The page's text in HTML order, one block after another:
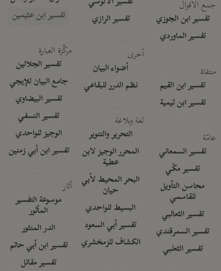
جمع الأقوال
تفسير ابن الجوزي
تفسير الماوردي
منتقاة
تفسير ابن القيم
تفسير ابن تيمية
عامّة
تفسير السمعاني
تفسير مكّي
محاسن التأويل
للقاسمي
تفسير الثعالبي
تفسير السمرقندي
تفسير الثعلبي
تفسير الرازي
أخرى
أضواء البيان
نظم الدرر للبقاعي
لغة وبلاغة
التحرير والتنوير
المحرر الوجيز لابن
عطية
البحر المحيط لأبي
حيان
البسيط للواحدي
تفسير أبي السعود
الكشاف للزمخشري
تفسير ابن عثيمين
مركَّزة العبارة
تفسير الجلالين
جامع البيان للإيجي
تفسير البيضاوي
تفسير النسفي
الوجيز للواحدي
تفسير ابن أبي زمنين
آثار
موسوعة التفسير
المأثور
الدر المنثور
تفسير ابن أبي حاتم
تفسير مقاتل